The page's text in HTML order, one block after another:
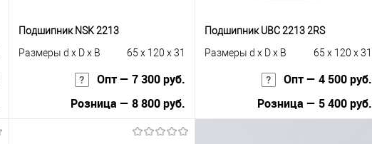
Подшипник NSK 2213
Размеры d x D x B
65 x 120 x 31
Опт — 7 300 руб.
Розница — 8 800 руб.
Подшипник UBC 2213 2RS
Размеры d x D x B
65 x 120 x 31
Опт — 4 500 руб.
Розница — 5 400 руб.